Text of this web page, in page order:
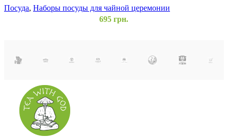
Посуда, Наборы посуды для чайной церемонии
695грн.
В корзину
Быстрый просмотр